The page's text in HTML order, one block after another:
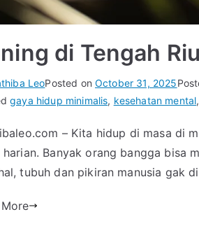
di Tengah
LeoPosted onOctober 31, 2025
gaya hidup minimalis, kesehatan mental,
– Kita hidup di masa di
harian. Banyak orang bangga bisa
tubuh dan pikiran manusia gak